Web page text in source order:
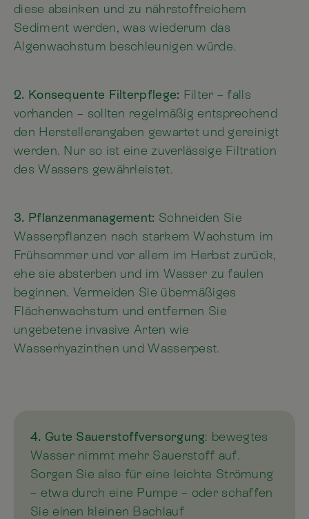
diese absinken und zu nährstoffreichem
Sediment werden, was wiederum das
Algenwachstum beschleunigen würde.
2. Konsequente Filterpflege: Filter – falls
vorhanden – sollten regelmäßig entsprechend
den Herstellerangaben gewartet und gereinigt
werden. Nur so ist eine zuverlässige Filtration
des Wassers gewährleistet.
3. Pflanzenmanagement: Schneiden Sie
Wasserpflanzen nach starkem Wachstum im
Frühsommer und vor allem im Herbst zurück,
ehe sie absterben und im Wasser zu faulen
beginnen. Vermeiden Sie übermäßiges
Flächenwachstum und entfernen Sie
ungebetene invasive Arten wie
Wasserhyazinthen und Wasserpest.
4. Gute Sauerstoffversorgung: bewegtes
Wasser nimmt mehr Sauerstoff auf.
Sorgen Sie also für eine leichte Strömung
– etwa durch eine Pumpe – oder schaffen
Sie einen kleinen Bachlauf